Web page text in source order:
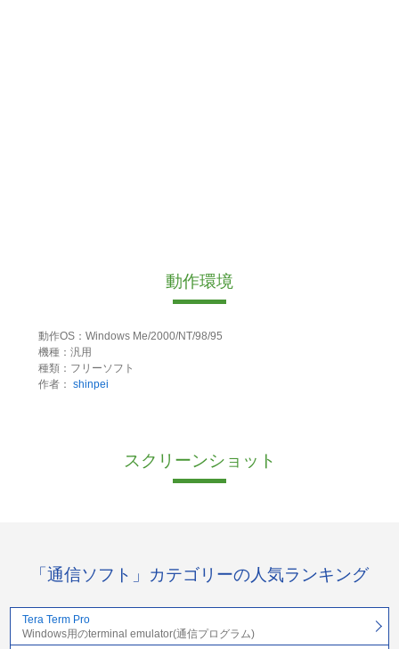
動作環境
動作OS：Windows Me/2000/NT/98/95
機種：汎用
種類：フリーソフト
作者： shinpei
スクリーンショット
「通信ソフト」カテゴリーの人気ランキング
Tera Term Pro
Windows用のterminal emulator(通信プログラム)